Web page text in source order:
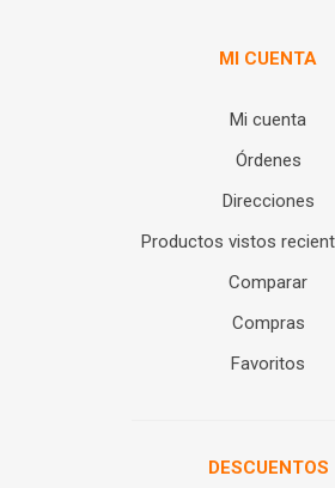
MI CUENTA
Mi cuenta
Órdenes
Direcciones
Productos vistos
Comparar
Compras
Favoritos
DESCUENTOS